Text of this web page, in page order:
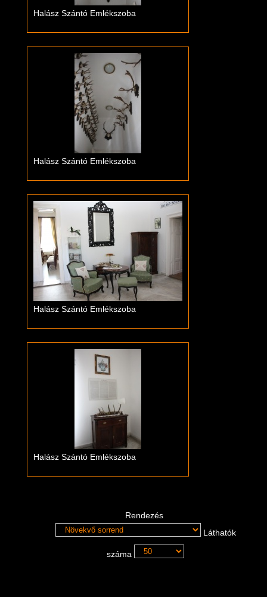
Halász Szántó Emlékszoba
Halász Szántó Emlékszoba
Halász Szántó Emlékszoba
Halász Szántó Emlékszoba
Rendezés
Láthatók
száma